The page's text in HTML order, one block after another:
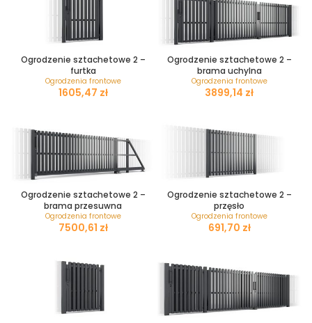
Ogrodzenie sztachetowe 2 –
furtka
Ogrodzenia frontowe
zł
Ogrodzenie sztachetowe 2 –
brama uchylna
Ogrodzenia frontowe
zł
Ogrodzenie sztachetowe 2 –
brama przesuwna
Ogrodzenia frontowe
zł
Ogrodzenie sztachetowe 2 –
przęsło
Ogrodzenia frontowe
zł